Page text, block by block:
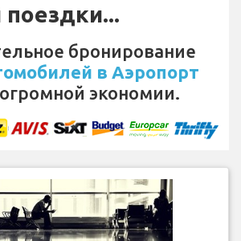
бронирование
в Аэропорт
экономии.